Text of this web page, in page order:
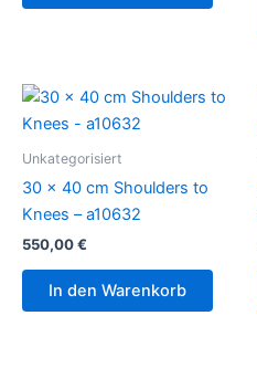
Unkategorisiert
30 x 40 cm Shoulders to
Knees – a10632
550,00€
In den Warenkorb